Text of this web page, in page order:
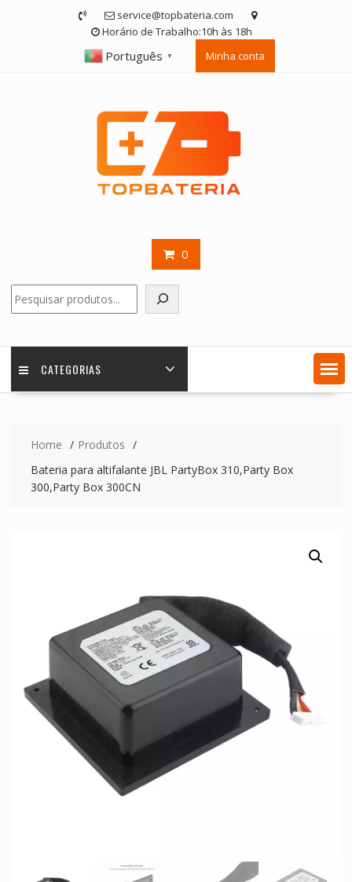
service@topbateria.com
Horário de Trabalho:10h às 18h
Português ▼ Minha conta
0
CATEGORIAS
Home
Produtos
Bateria para altifalante JBL PartyBox 310,Party Box
300,Party Box 300CN